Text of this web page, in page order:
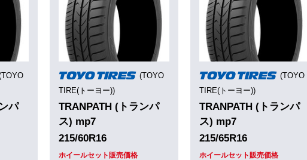
パ
(TOYO
TIRE(トーヨー))
TRANPATH (トランパ
ス) mp7
215/60R16
ホイールセット販売価格
(TOYO
TIRE(トーヨー))
TRANPATH (トランパ
ス) mp7
215/65R16
ホイールセット販売価格